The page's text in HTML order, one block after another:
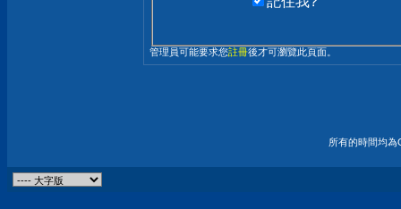
管理員可能要求您註冊後才可瀏覽此頁面。
所有的時間均為